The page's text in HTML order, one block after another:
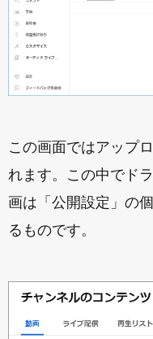
この画面ではアップ
れます。この中でド
画は「公開設定」の
るものです。